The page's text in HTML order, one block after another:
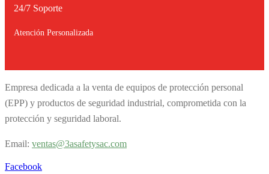
24/7 Soporte
Atención Personalizada
Empresa dedicada a la venta de equipos de protección personal
(EPP) y productos de seguridad industrial, comprometida con la
protección y seguridad laboral.
Email: ventas@3asafetysac.com
Facebook